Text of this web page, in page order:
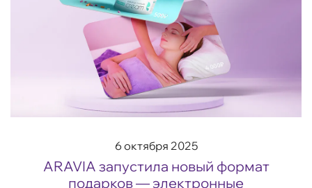
6 октября 2025
ARAVIA запустила новый формат
подарков — электронные